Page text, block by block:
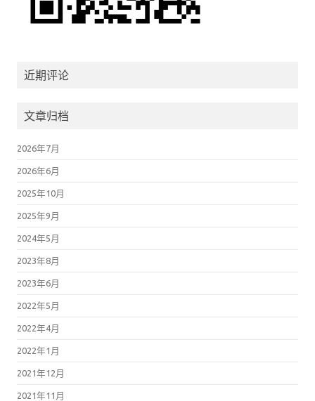
近期评论
文章归档
2026年7月
2026年6月
2025年10月
2025年9月
2024年5月
2023年8月
2023年6月
2022年5月
2022年4月
2022年1月
2021年12月
2021年11月